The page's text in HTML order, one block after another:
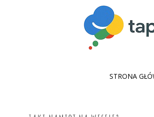
SKIP
STRONA